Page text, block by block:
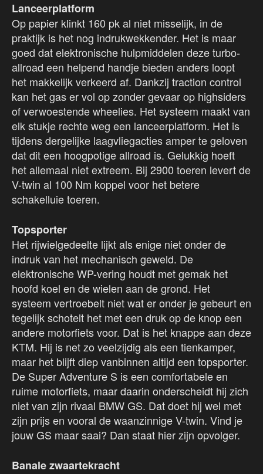
Lanceerplatform
Op papier klinkt 160 pk al niet misselijk, in de
praktijk is het nog indrukwekkender. Het is maar
goed dat elektronische hulpmiddelen deze turbo-
allroad een helpend handje bieden anders loopt
het makkelijk verkeerd af. Dankzij traction control
kan het gas er vol op zonder gevaar op highsiders
of verwoestende wheelies. Het systeem maakt van
elk stukje rechte weg een lanceerplatform. Het is
tijdens dergelijke laagvliegacties amper te geloven
dat dit een hoogpotige allroad is. Gelukkig hoeft
het allemaal niet extreem. Bij 2900 toeren levert de
V-twin al 100 Nm koppel voor het betere
schakelluie toeren.
Topsporter
Het rijwielgedeelte lijkt als enige niet onder de
indruk van het mechanisch geweld. De
elektronische WP-vering houdt met gemak het
hoofd koel en de wielen aan de grond. Het
systeem vertroebelt niet wat er onder je gebeurt en
tegelijk schotelt het met een druk op de knop een
andere motorfiets voor. Dat is het knappe aan deze
KTM. Hij is net zo veelzijdig als een tienkamper,
maar het blijft diep vanbinnen altijd een topsporter.
De Super Adventure S is een comfortabele en
ruime motorfiets, maar daarin onderscheidt hij zich
niet van zijn rivaal BMW GS. Dat doet hij wel met
zijn prijs en vooral de waanzinnige V-twin. Vind je
jouw GS maar saai? Dan staat hier zijn opvolger.
Banale zwaartekracht